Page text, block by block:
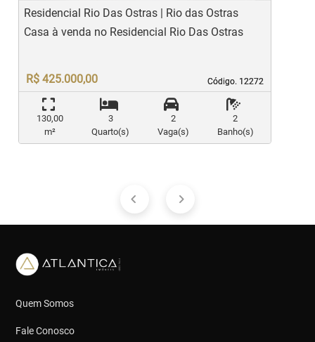
Residencial Rio Das Ostras | Rio das Ostras
Código. 12272
Código. 12272
Casa à venda no Residencial Rio Das Ostras
R$ 425.000,00
130,00
m²
3
Quarto(s)
2
Vaga(s)
2
Banho(s)
Quem Somos
Fale Conosco